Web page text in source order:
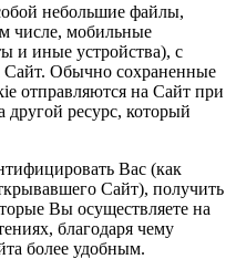
небольшие файлы,
числе, мобильные
и иные устройства), с
Сайт. Обычно сохраненные
отправляются на Сайт при
ресурс, который
Вас (как
Сайт), получить
Вы осуществляете на
благодаря чему
более удобным.